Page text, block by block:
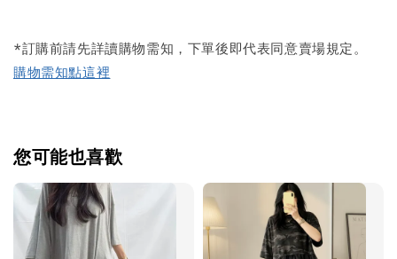
*訂購前請先詳讀購物需知，下單後即代表同意賣場規定。
購物需知點這裡
您可能也喜歡